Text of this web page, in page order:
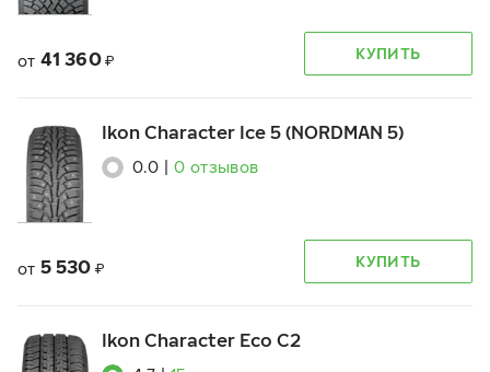
от 41 360 ₽ КУПИТЬ
Ikon Character Ice 5 (NORDMAN 5)
0.0 0 отзывов
от 5 530 ₽ КУПИТЬ
Ikon Character Eco C2